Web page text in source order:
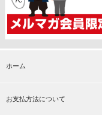
ホーム
お支払方法について